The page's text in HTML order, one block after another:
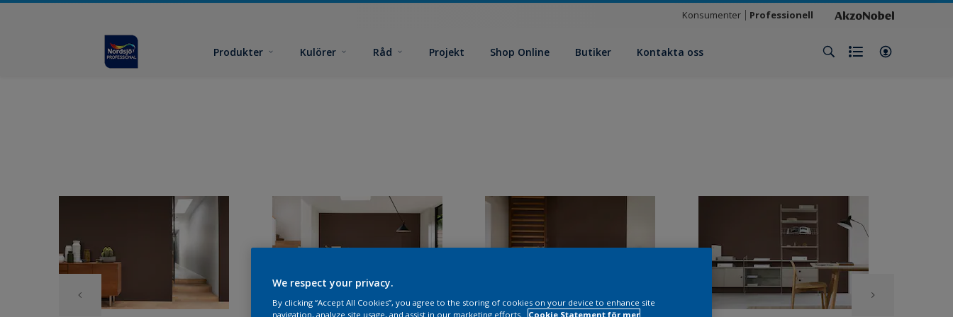
Konsumenter Professionell
Produkter Kulörer Råd Projekt Shop Online Butiker Kontakta oss
We respect your privacy.
By clicking “Accept All Cookies”, you agree to the storing of cookies on your device to enhance site
navigation, analyze site usage, and assist in our marketing efforts.
Cookie Statement för mer